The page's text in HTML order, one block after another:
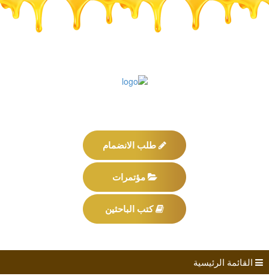
طلب الانضمام
مؤتمرات
كتب الباحثين
القائمة الرئيسية